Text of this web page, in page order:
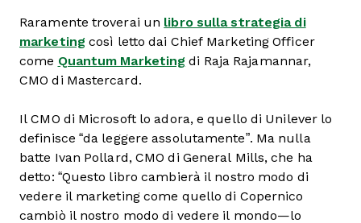
Raramente troverai un libro sulla strategia di
marketing così letto dai Chief Marketing Officer
come Quantum Marketing di Raja Rajamannar,
CMO di Mastercard.
Il CMO di Microsoft lo adora, e quello di Unilever lo
definisce “da leggere assolutamente”. Ma nulla
batte Ivan Pollard, CMO di General Mills, che ha
detto: “Questo libro cambierà il nostro modo di
vedere il marketing come quello di Copernico
cambiò il nostro modo di vedere il mondo—lo